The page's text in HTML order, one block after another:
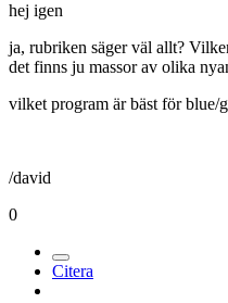
hej igen
ja, rubriken säger väl allt?
det finns ju massor av olika
vilket program är bäst för blue/
/david
0
Citera